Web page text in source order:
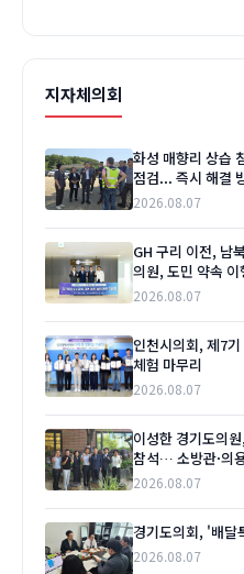
지자체의회
화성 매향리 상습
점검... 즉시 해결
2026.08.07
GH 구리 이전, 남
의원, 도민 약속 이
2026.08.07
인천시의회, 제7
체험 마무리
2026.08.07
이성한 경기도의
참석… 소방관·의
2026.08.07
경기도의회, '배달
2026.08.07